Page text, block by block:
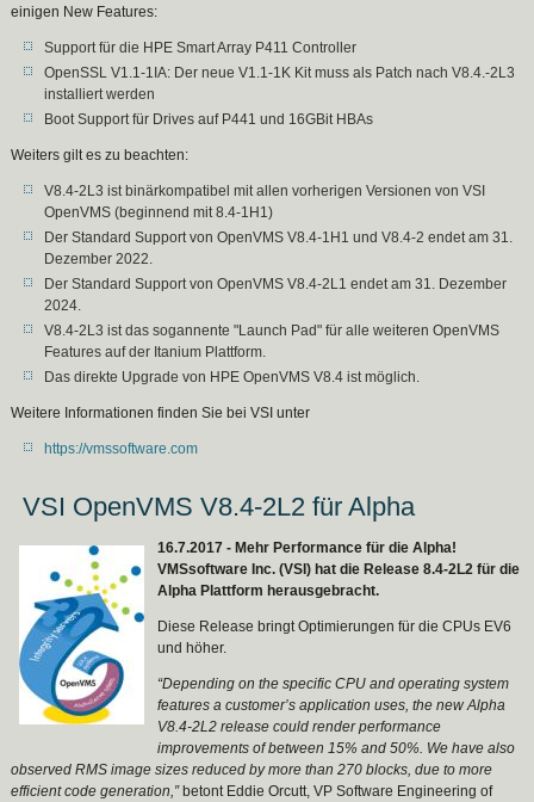
einigen New Features:
Support für die HPE Smart Array P411 Controller
OpenSSL V1.1-1IA: Der neue V1.1-1K Kit muss als Patch nach V8.4.-2L3
installiert werden
Boot Support für Drives auf P441 und 16GBit HBAs
Weiters gilt es zu beachten:
V8.4-2L3 ist binärkompatibel mit allen vorherigen Versionen von VSI
OpenVMS (beginnend mit 8.4-1H1)
Der Standard Support von OpenVMS V8.4-1H1 und V8.4-2 endet am 31.
Dezember 2022.
Der Standard Support von OpenVMS V8.4-2L1 endet am 31. Dezember
2024.
V8.4-2L3 ist das sogannente "Launch Pad" für alle weiteren OpenVMS
Features auf der Itanium Plattform.
Das direkte Upgrade von HPE OpenVMS V8.4 ist möglich.
Weitere Informationen finden Sie bei VSI unter
https://vmssoftware.com
VSI OpenVMS V8.4-2L2 für Alpha
16.7.2017 - Mehr Performance für die Alpha!
VMSsoftware Inc. (VSI) hat die Release 8.4-2L2 für die
Alpha Plattform herausgebracht.
Diese Release bringt Optimierungen für die CPUs EV6
und höher.
“Depending on the specific CPU and operating system
features a customer’s application uses, the new Alpha
V8.4-2L2 release could render performance
improvements of between 15% and 50%. We have also
observed RMS image sizes reduced by more than 270 blocks, due to more
efficient code generation,”betont Eddie Orcutt, VP Software Engineering of